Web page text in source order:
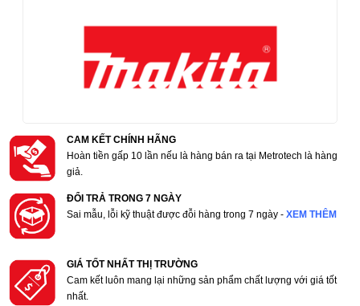
CAM KẾT CHÍNH HÃNG
Hoàn tiền gấp 10 lần nếu là hàng bán ra tại Metrotech là hàng
giả.
ĐỔI TRẢ TRONG 7 NGÀY
Sai mẫu, lỗi kỹ thuật được đỗi hàng trong 7 ngày - XEM THÊM
GIÁ TỐT NHẤT THỊ TRƯỜNG
Cam kết luôn mang lại những sản phẩm chất lượng với giá tốt
nhất.